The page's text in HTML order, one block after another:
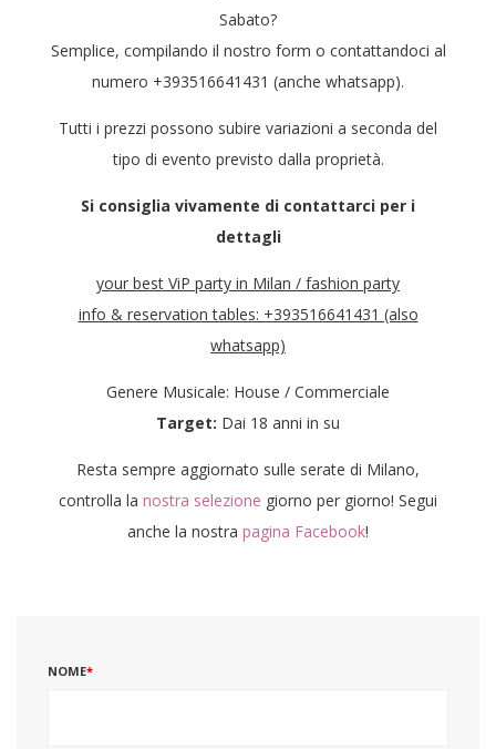
Sabato?
Semplice, compilando il nostro form o contattandoci al
numero +393516641431 (anche whatsapp).
Tutti i prezzi possono subire variazioni a seconda del
tipo di evento previsto dalla proprietà.
Si consiglia vivamente di contattarci per i
dettagli
your best ViP party in Milan / fashion party
info & reservation tables: +393516641431 (also
whatsapp)
Genere Musicale: House / Commerciale
Target: Dai 18 anni in su
Resta sempre aggiornato sulle serate di Milano,
controlla la nostra selezione giorno per giorno! Segui
anche la nostra pagina Facebook!
NOME*